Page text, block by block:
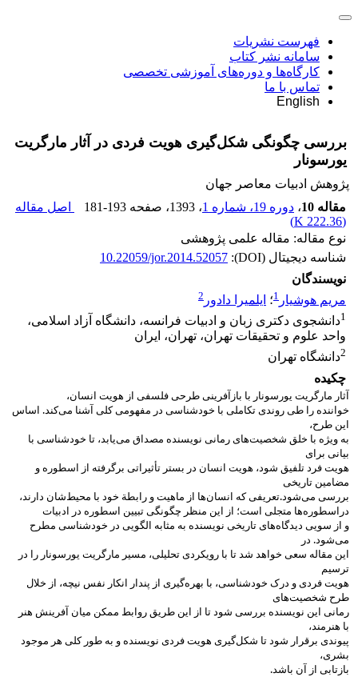
فهرست نشریات
سامانه نشر کتاب
کارگاه‌ها و دوره‌های آموزشی تخصصی
تماس با ما
English
بررسی چگونگی شکل‌گیری هویت فردی در آثار مارگریت
یورسونار
پژوهش ادبیات معاصر جهان
مقاله 10
، دوره 19، شماره 1 ، 1393 ، صفحه 181-193
اصل مقاله
(
222.36 K
)
نوع مقاله: مقاله علمی پژوهشی
شناسه دیجیتال (DOI):
10.22059/jor.2014.52057
نویسندگان
مریم هوشیار 1؛ ایلمیرا دادور 2
1دانشجوی دکتری زبان و ادبیات فرانسه، دانشگاه آزاد اسلامی،
واحد علوم و تحقیقات تهران، تهران، ایران
2دانشگاه تهران
چکیده
آثار مارگریت یورسونار با بازآفرینی طرحی فلسفی از هویت انسان،
خواننده را طی روندی تکاملی با خودشناسی در مفهومی کلی آشنا می‌کند. اساس
این طرح،
به ویژه با خلق شخصیت‌های رمانی نویسنده مصداق می‌یابد، تا خودشناسی با
بیانی برای
هویت فرد تلفیق شود، هویت انسان در بستر تأثیراتی برگرفته از اسطوره و
مضامین تاریخی
بررسی می‌شود.تعریفی که انسان‌ها از ماهیت و رابطة خود با محیط‌شان دارند،
در اسطوره‌ها متجلی است؛ از این منظر چگونگی تبیین اسطوره در ادبیات
و از سویی دیدگاه‌های تاریخی نویسنده به مثابه الگویی در خودشناسی مطرح
می‌شود. در
این مقاله سعی خواهد شد تا با رویکردی تحلیلی، مسیر مارگریت یورسونار را در
ترسیم
هویت فردی و درک خودشناسی، با بهره‌گیری از پندار انکار نفس نیچه، از خلال
طرح شخصیت‌های
رمانی این نویسنده بررسی شود تا از این طریق روابط ممکن میان آفرینش هنر
با هنرمند،
پیوندی برقرار شود تا شکل‌گیری هویت فردی نویسنده و به طور کلی هر موجود
بشری،
بازتابی از آن باشد.